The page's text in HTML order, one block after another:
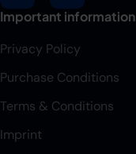
Important information
Privacy Policy
Purchase Conditions
Terms & Conditions
Imprint